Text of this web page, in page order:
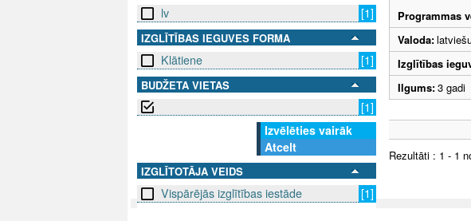
lv [1]
IZGLĪTĪBAS IEGUVES FORMA
Klātiene [1]
BUDŽETA VIETAS
[1]
Izvēlēties vairāk
Atcelt
IZGLĪTOTĀJA VEIDS
Vispārējās izglītības iestāde [1]
Programmas
Valoda:
Izglītības
Ilgums:3 gadi
Rezultāti : 1 - 1